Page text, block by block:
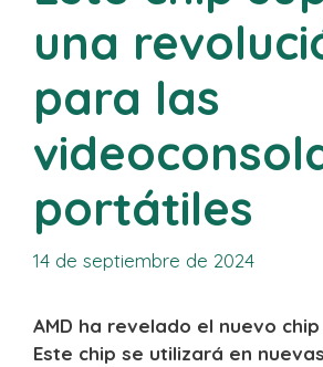
una
para las
portátiles
14 de septiembre de 2024
AMD ha revelado el nuevo
Este chip se utilizará en